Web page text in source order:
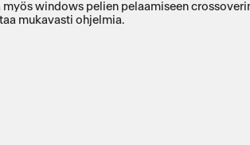
windows pelien pelaamiseen
mukavasti ohjelmia.